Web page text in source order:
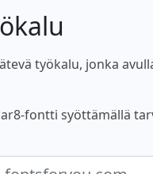
työkalu, jonka
fontti syöttämällä